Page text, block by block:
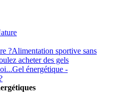
?Alimentation sportive sans
acheter des gels
Gel énergétique -